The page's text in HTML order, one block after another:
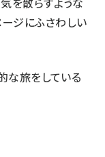
ジにふさわしい
な旅をしている